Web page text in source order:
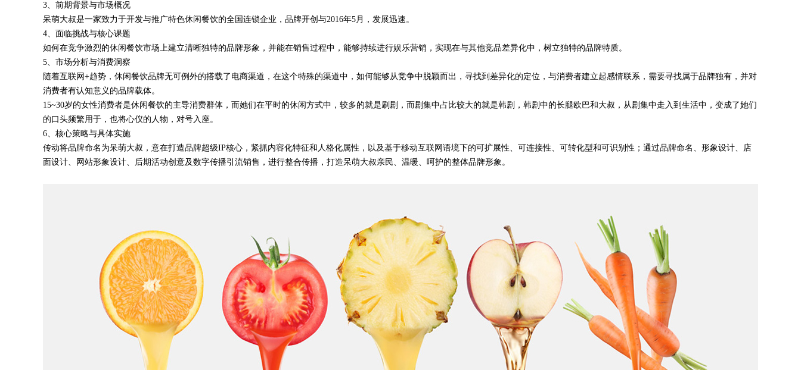
3、前期背景与市场概况
呆萌大叔是一家致力于开发与推广特色休闲餐饮的全国连锁企业，品牌开创与2016年5月，发展迅速。
4、面临挑战与核心课题
如何在竞争激烈的休闲餐饮市场上建立清晰独特的品牌形象，并能在销售过程中，能够持续进行娱乐营销，实现在与其他竞品差异化中，树立独特的品牌特质。
5、市场分析与消费洞察
随着互联网+趋势，休闲餐饮品牌无可例外的搭载了电商渠道，在这个特殊的渠道中，如何能够从竞争中脱颖而出，寻找到差异化的定位，与消费者建立起感情联系，需要寻找属于品牌独有，并对
消费者有认知意义的品牌载体。
15~30岁的女性消费者是休闲餐饮的主导消费群体，而她们在平时的休闲方式中，较多的就是刷剧，而剧集中占比较大的就是韩剧，韩剧中的长腿欧巴和大叔，从剧集中走入到生活中，变成了她们
的口头频繁用于，也将心仪的人物，对号入座。
6、核心策略与具体实施
传动将品牌命名为呆萌大叔，意在打造品牌超级IP核心，紧抓内容化特征和人格化属性，以及基于移动互联网语境下的可扩展性、可连接性、可转化型和可识别性；通过品牌命名、形象设计、店
面设计、网站形象设计、后期活动创意及数字传播引流销售，进行整合传播，打造呆萌大叔亲民、温暖、呵护的整体品牌形象。